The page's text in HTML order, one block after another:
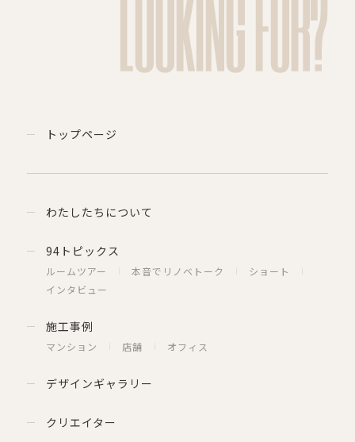
LOOKING FOR?
トップページ
わたしたちについて
94トピックス
ルームツアー 本音でリノベトーク
ショート
インタビュー
施工事例
マンション 店舗 オフィス
デザインギャラリー
クリエイター